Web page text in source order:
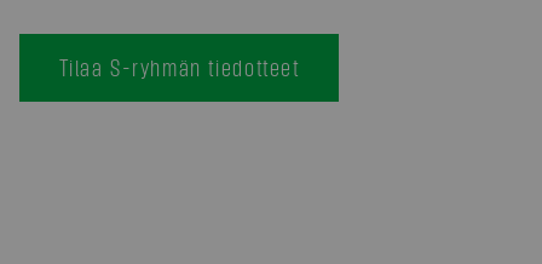
Tilaa S-ryhmän tiedotteet